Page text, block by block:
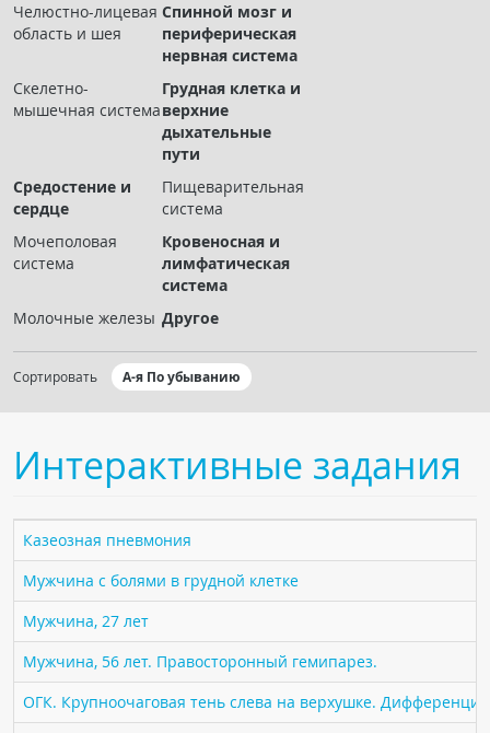
Чат RADIOMED
ОБРАЗОВАНИЕ
Интерактивные задания
Презентации
Журнал "Лучевая диагностика и терапия"
ПАЦИЕНТАМ
Где пройти обследование
Компьютерная томография (КТ)
Магнитно-резонансная томография (МРТ)
Челюстно-лицевая
область и шея
Спинной мозг и
периферическая
нервная система
Скелетно-
мышечная система
Грудная клетка и
верхние
дыхательные
пути
Средостение и
сердце
Пищеварительная
система
Мочеполовая
система
Кровеносная и
лимфатическая
система
Молочные железы Другое
Сортировать А-я По убыванию
Интерактивные задания
Казеозная пневмония
Мужчина с болями в грудной клетке
Мужчина, 27 лет
Мужчина, 56 лет. Правосторонный гемипарез.
ОГК. Крупноочаговая тень слева на верхушке.